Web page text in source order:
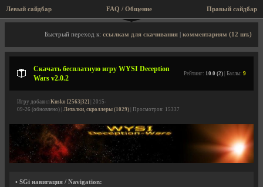
Левый сайдбар Правый сайдбар
FAQ / Общение
Описание игры, скриншоты, видео
Быстрый переход к: ссылкам для скачивания комментариям (12 шт.)
Скачать бесплатную игру WYSI Deception
Wars v2.0.2
Рейтинг: 10.0 (2) | Баллы: 9
Игру добавил Kusko [2563|32] | 2015-
09-26 (обновлено) | Леталки, скроллеры (1029) | Просмотров: 15337
• SGi навигация / Navigation: